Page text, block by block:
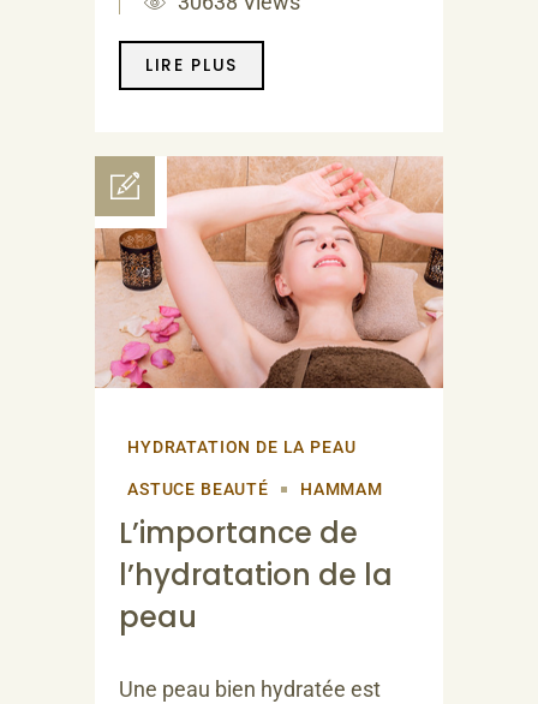
LIRE PLUS
HYDRATATION DE LA PEAU
ASTUCE BEAUTÉ HAMMAM
L’importance de
l’hydratation de la
peau
Une peau bien hydratée est